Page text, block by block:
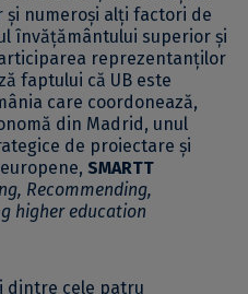
numeroși alți factori de
învățământului superior și
reprezentanților
faptului că UB este
care coordonează,
din Madrid, unul
de proiectare și
SMARTT
Recommending,
higher education
dintre cele patru